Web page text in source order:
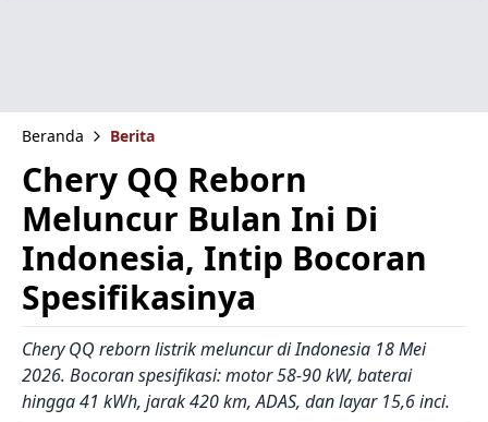
Beranda Berita
Chery QQ Reborn
Meluncur Bulan Ini Di
Indonesia, Intip Bocoran
Spesifikasinya
Chery QQ reborn listrik meluncur di Indonesia 18 Mei
2026. Bocoran spesifikasi: motor 58-90 kW, baterai
hingga 41 kWh, jarak 420 km, ADAS, dan layar 15,6 inci.